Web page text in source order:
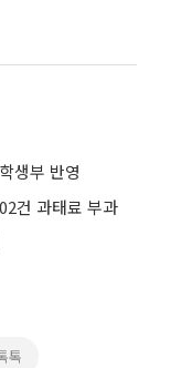
생부 반영
건 과태료 부과
톡